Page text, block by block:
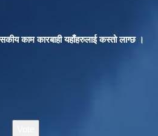
काम कारबाही यहाँहरुलाई कस्तो लाग्छ ।